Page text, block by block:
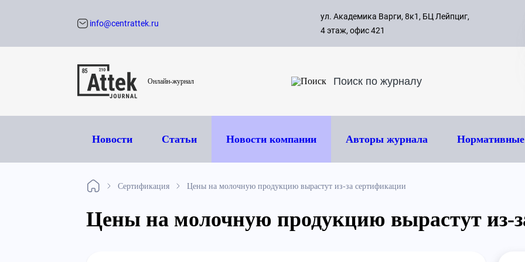
с 09:00
8 495
info@centrattek.ru
ул. Академика Варги, 8к1, БЦ Лейпциг,
4 этаж, офис 421
Онлайн-журнал
Новости Статьи Новости компании Авторы журнала
Сертификация Цены на молочную продукцию вырастут из-за сертификации
Цены на молочную продукцию вырастут из-